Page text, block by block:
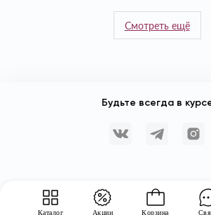
Каталог Акции Корзина
Смотреть ещё
Будьте всегда в